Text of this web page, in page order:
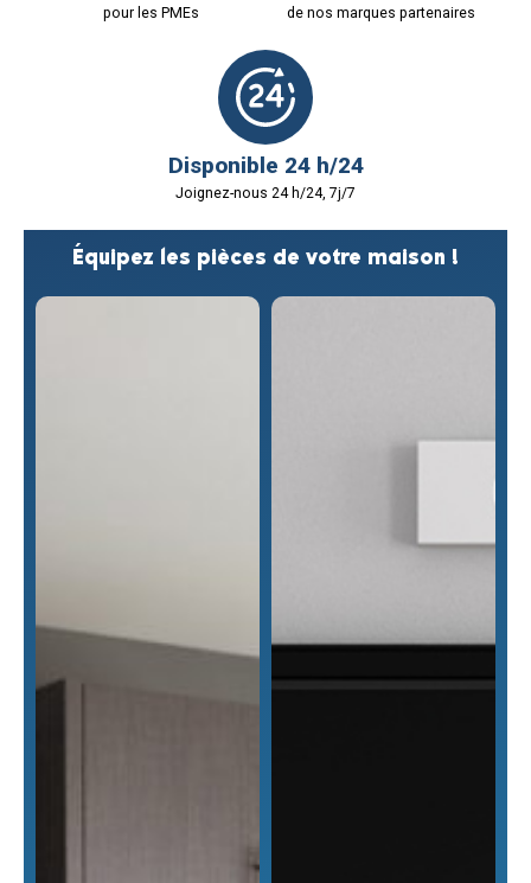
pour les PMEs
de nos marques partenaires
Disponible 24 h/24
Joignez-nous 24 h/24, 7j/7
Équipez les pièces de votre maison !